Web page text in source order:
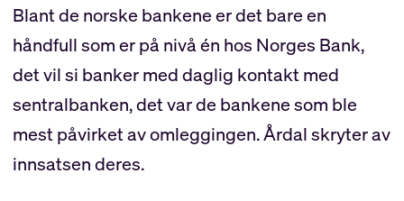
Blant de norske bankene er det bare en
håndfull som er på nivå én hos Norges Bank,
det vil si banker med daglig kontakt med
sentralbanken, det var de bankene som ble
mest påvirket av omleggingen. Årdal skryter av
innsatsen deres.